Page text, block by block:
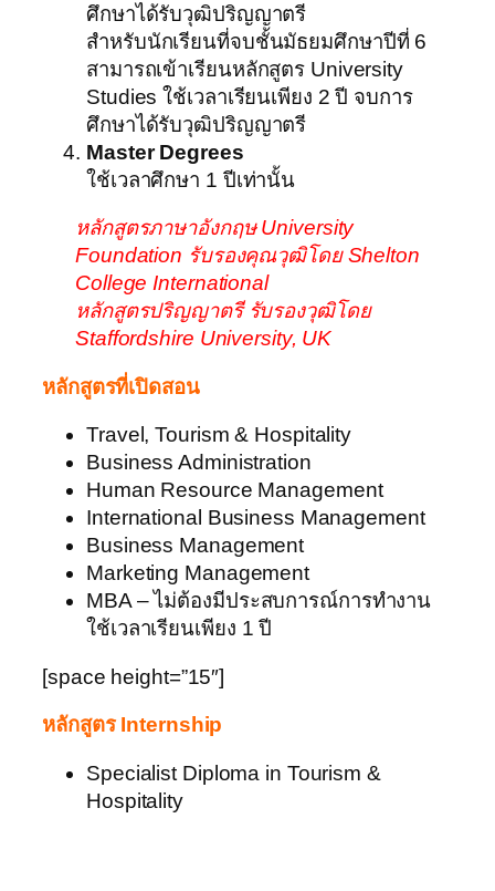
ศึกษาได้รับวุฒิปริญญาตรี
สำหรับนักเรียนที่จบชั้นมัธยมศึกษาปีที่ 6
สามารถเข้าเรียนหลักสูตร University
Studies ใช้เวลาเรียนเพียง 2 ปี จบการ
ศึกษาได้รับวุฒิปริญญาตรี
Master Degrees
ใช้เวลาศึกษา 1 ปีเท่านั้น
หลักสูตรภาษาอังกฤษ University
Foundation รับรองคุณวุฒิโดย Shelton
College International
หลักสูตรปริญญาตรี รับรองวุฒิโดย
Staffordshire University, UK
หลักสูตรที่เปิดสอน
Travel, Tourism & Hospitality
Business Administration
Human Resource Management
International Business Management
Business Management
Marketing Management
MBA – ไม่ต้องมีประสบการณ์การทำงาน
ใช้เวลาเรียนเพียง 1 ปี
[space height=”15″]
หลักสูตร Internship
Specialist Diploma in Tourism &
Hospitality